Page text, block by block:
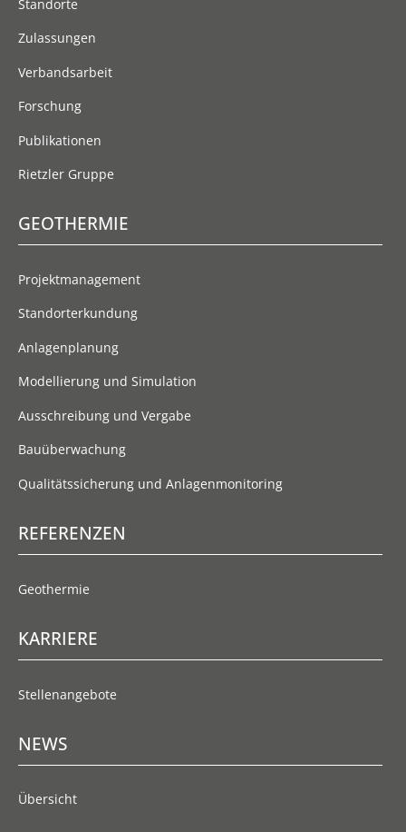
Standorte
Zulassungen
Verbandsarbeit
Forschung
Publikationen
Rietzler Gruppe
GEOTHERMIE
Projektmanagement
Standorterkundung
Anlagenplanung
Modellierung und Simulation
Ausschreibung und Vergabe
Bauüberwachung
Qualitätssicherung und Anlagenmonitoring
REFERENZEN
Geothermie
KARRIERE
Stellenangebote
NEWS
Übersicht